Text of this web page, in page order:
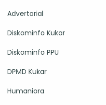
Advertorial
Diskominfo Kukar
Diskominfo PPU
DPMD Kukar
Humaniora